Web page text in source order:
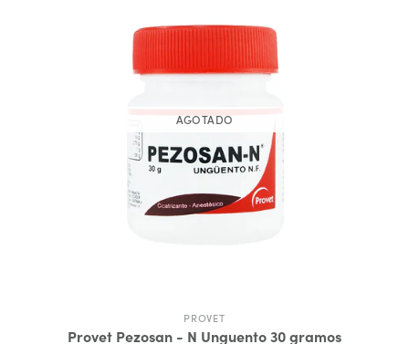
AGOTADO
PROVET
Provet Pezosan - N Unguento 30 gramos